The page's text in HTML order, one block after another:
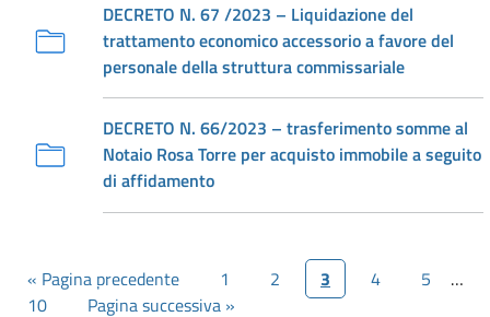
DECRETO N. 67 /2023 – Liquidazione del
trattamento economico accessorio a favore del
personale della struttura commissariale
DECRETO N. 66/2023 – trasferimento somme al
Notaio Rosa Torre per acquisto immobile a seguito
di affidamento
« Pagina precedente 1 2 3 4 5
…
10
Pagina successiva »